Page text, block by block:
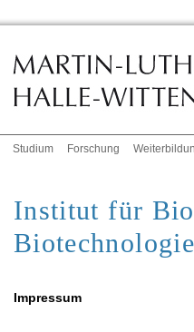
Studium Forschung
Institut für
Impressum